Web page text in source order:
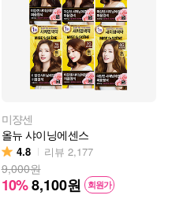
미쟝센
올뉴 샤이닝에센스
4.8 리뷰 2,177
9,000원
10%8,100원 회원가